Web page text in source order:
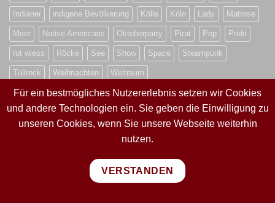
Indianer indigene Bevölkerung Kölle Köln Lady Matrose
Meer Native Americans Oktoberparty Pirat Pop Pride
rut wiess Röcke See Show Space Steampunk
Tüllrock Weihnachten Weltraum
VERTRAG WIDERRUFEN
Für ein bestmögliches Nutzererlebnis setzen wir Cookies
und andere Technologien ein. Sie geben die Einwilligung zu
unseren Cookies, wenn Sie unsere Webseite weiterhin
nutzen.
VERSTANDEN